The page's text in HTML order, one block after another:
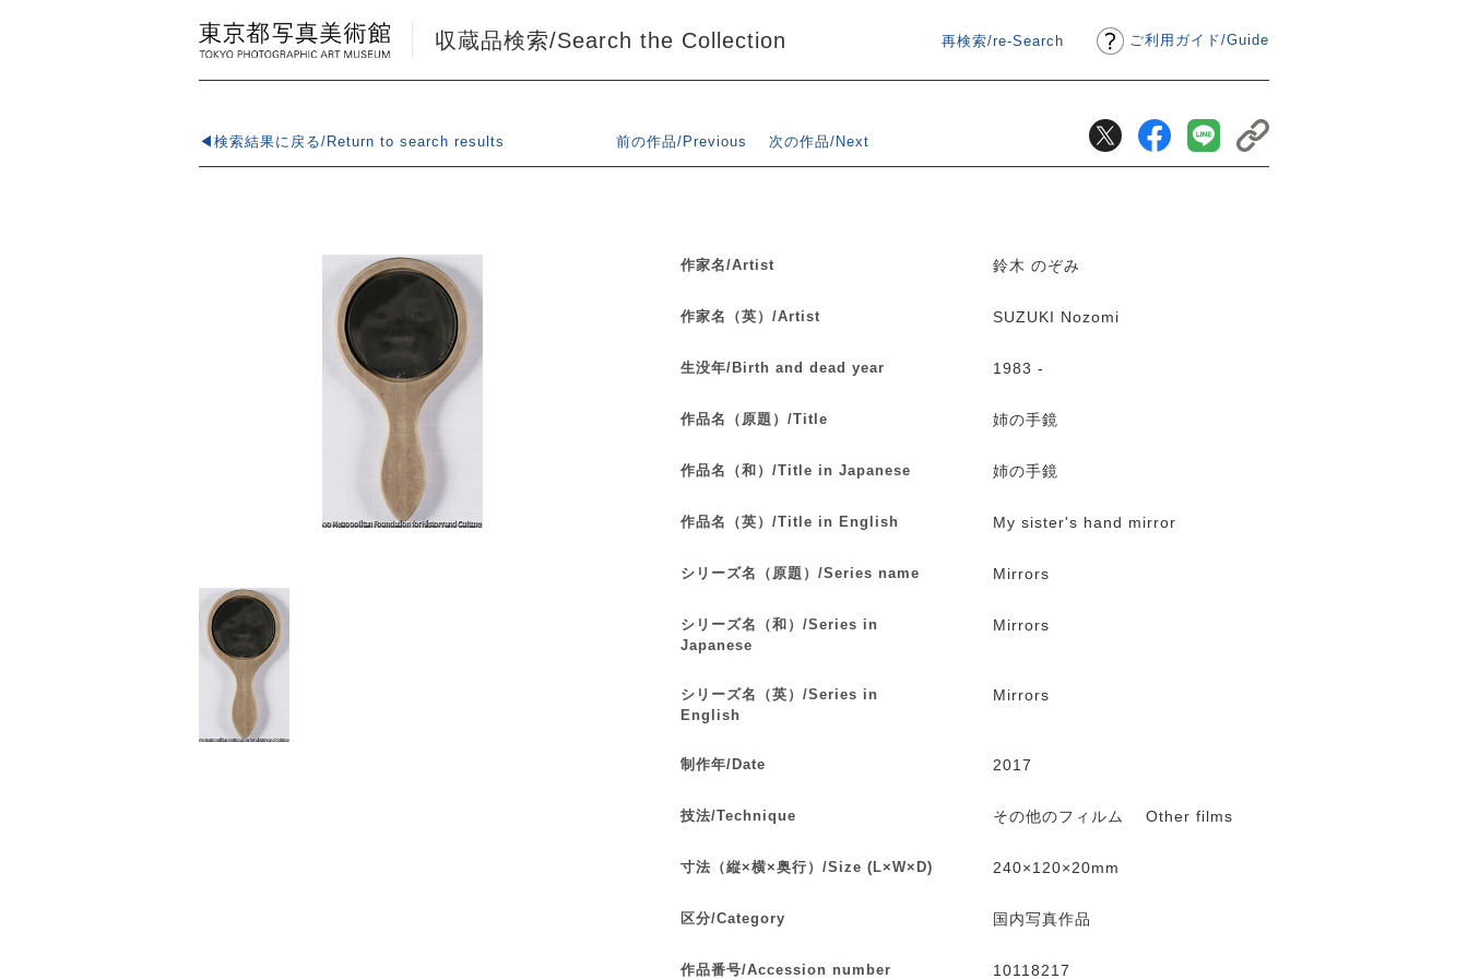
ご利用ガイド/Guide
収蔵品検索/Search the Collection 再検索/re-Search
◀検索結果に戻る/Return to search results 前の作品/Previous 次の作品/Next
作家名/Artist 鈴木 のぞみ
作家名（英）/Artist SUZUKI Nozomi
生没年/Birth and dead year 1983 -
作品名（原題）/Title 姉の手鏡
作品名（和）/Title in Japanese 姉の手鏡
作品名（英）/Title in English My sister's hand mirror
シリーズ名（原題）/Series name Mirrors
シリーズ名（和）/Series in
Japanese
Mirrors
シリーズ名（英）/Series in
English
Mirrors
制作年/Date 2017
技法/Technique その他のフィルム Other films
寸法（縦×横×奥行）/Size (L×W×D) 240×120×20mm
区分/Category 国内写真作品
作品番号/Accession number 10118217